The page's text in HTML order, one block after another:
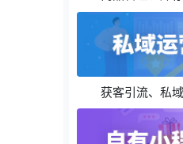
获客引流、私